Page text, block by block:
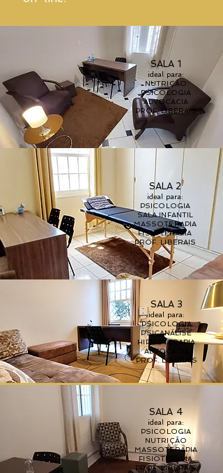
SALA 1
ideal para:​
NUTRIÇÃO
PSICOLOGIA
ADVOCACIA
PROF. LIBERAIS
SALA 2
ideal para:​
PSICOLOGIA
SALA INFANTIL
MASSOTERAPIA
FISIOTERAPIA
PROF. LIBERAIS
SALA 3
ideal para:​
PSICOLOGIA
PSICANÁLISE
HIPNOTERAPIA
ADVOCACIA
PROF. LIBERAIS
SALA 4
ideal para:​
PSICOLOGIA
NUTRIÇÃO
MASSOTERAPIA
FISIOTERAPIA
PROF. LIBERAIS